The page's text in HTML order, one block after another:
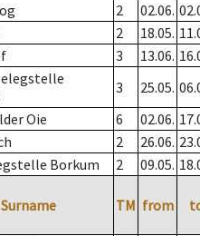
2 02.06.
2 18.05.
3 13.06.
3 25.05.
Oie 6 02.06.
2 26.06.
Borkum 2 09.05.
Surname TM from